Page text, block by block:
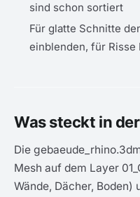
sind schon sortiert
Für glatte Schnitte
einblenden, für Risse
Was steckt in
Die
Mesh auf dem Layer
Wände, Dächer, Boden)